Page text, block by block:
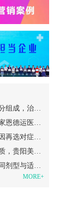
你了解左归丸吗？由什么成分组成，治疗肾阴虚？
多囊困扰难备孕？跟着北京家恩德运医院一起科学调理，高效备孕！
便血腹泻用什么药？先辨病因再选对症中成药
细节把控安全，规范成就品质，贵阳美贝尔让变美零顾虑
儿童氯雷他定品牌选择：不同剂型与适用场景全解析
MORE+